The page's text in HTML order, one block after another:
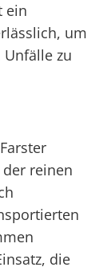
ein
um
zu
reinen
die